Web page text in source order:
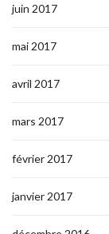
juin 2017
mai 2017
avril 2017
mars 2017
février 2017
janvier 2017